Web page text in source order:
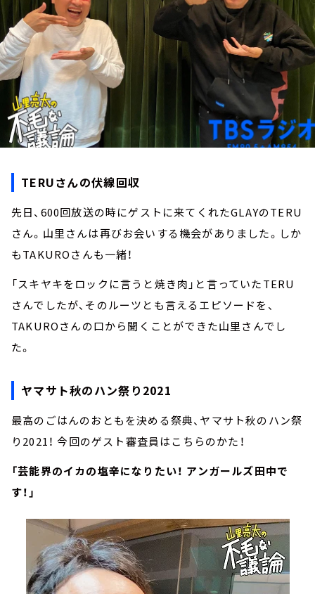
TERUさんの伏線回収
先日、600回放送の時にゲストに来てくれたGLAYのTERU
さん。山里さんは再びお会いする機会がありました。しか
もTAKUROさんも一緒！
「スキヤキをロックに言うと焼き肉」と言っていたTERU
さんでしたが、そのルーツとも言えるエピソードを、
TAKUROさんの口から聞くことができた山里さんでし
た。
ヤマサト秋のハン祭り2021
最高のごはんのおともを決める祭典、ヤマサト秋のハン祭
り2021！ 今回のゲスト審査員はこちらのかた！
「芸能界のイカの塩辛になりたい！ アンガールズ田中で
す！」